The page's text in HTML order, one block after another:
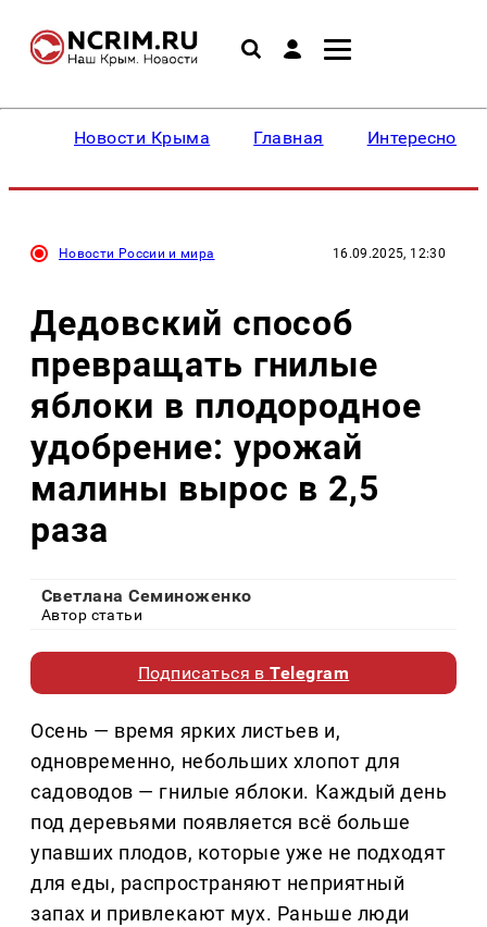
Новости Крыма Главная Интересное
Новости России и мира 16.09.2025, 12:30
Дедовский способ
превращать гнилые
яблоки в плодородное
удобрение: урожай
малины вырос в 2,5
раза
Светлана Семиноженко
Автор статьи
Подписаться вTelegram
Осень — время ярких листьев и,
одновременно, небольших хлопот для
садоводов — гнилые яблоки. Каждый день
под деревьями появляется всё больше
упавших плодов, которые уже не подходят
для еды, распространяют неприятный
запах и привлекают мух. Раньше люди